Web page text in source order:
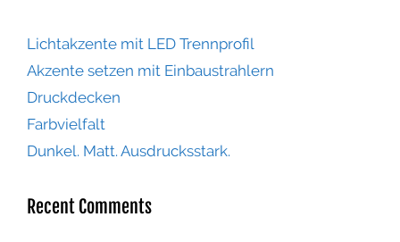
Lichtakzente mit LED Trennprofil
Akzente setzen mit Einbaustrahlern
Druckdecken
Farbvielfalt
Dunkel. Matt. Ausdrucksstark.
Recent Comments